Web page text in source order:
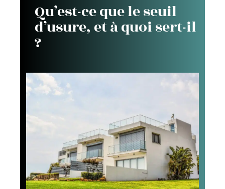
Qu’est-ce que le seuil
d’usure, et à quoi sert-il
?